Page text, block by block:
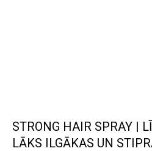
STRONG HAIR SPRAY |
LĀKS ILGĀKAS UN